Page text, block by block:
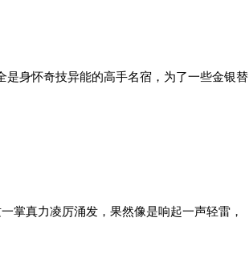
身怀奇技异能的高手名宿，为了一些金银替
掌真力凌厉涌发，果然像是响起一声轻雷，